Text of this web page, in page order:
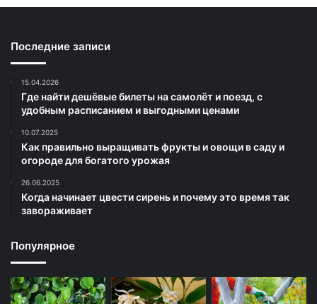
Последние записи
15.04.2026
Где найти дешёвые билеты на самолёт и поезд, с
удобным расписанием и выгодными ценами
10.07.2025
Как правильно выращивать фрукты и овощи в саду и
огороде для богатого урожая
26.06.2025
Когда начинает цвести сирень и почему это время так
завораживает
Популярное